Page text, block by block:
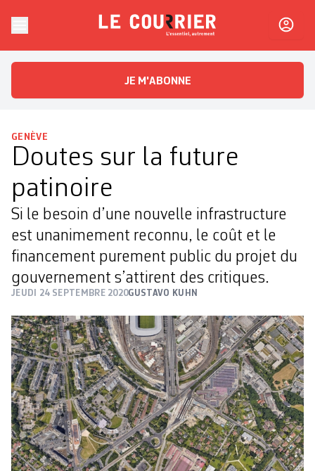
Le CourrierL'essentiel, autrement
JE M'ABONNE
GENÈVE
Doutes sur la future
patinoire
Si le besoin d’une nouvelle infrastructure
est unanimement reconnu, le coût et le
financement purement public du projet du
gouvernement s’attirent des critiques.
JEUDI 24 SEPTEMBRE 2020GUSTAVO KUHN